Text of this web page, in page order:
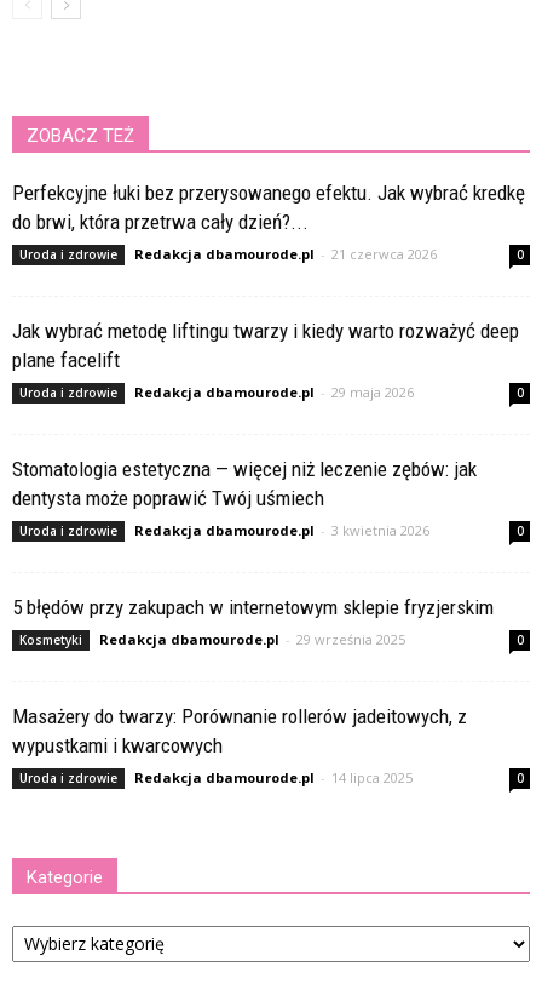
ZOBACZ TEŻ
Perfekcyjne łuki bez przerysowanego efektu. Jak wybrać kredkę
do brwi, która przetrwa cały dzień?...
Uroda i zdrowie Redakcja dbamourode.pl - 21 czerwca 2026 0
Jak wybrać metodę liftingu twarzy i kiedy warto rozważyć deep
plane facelift
Uroda i zdrowie Redakcja dbamourode.pl - 29 maja 2026 0
Stomatologia estetyczna — więcej niż leczenie zębów: jak
dentysta może poprawić Twój uśmiech
Uroda i zdrowie Redakcja dbamourode.pl - 3 kwietnia 2026 0
5 błędów przy zakupach w internetowym sklepie fryzjerskim
Kosmetyki Redakcja dbamourode.pl - 29 września 2025 0
Masażery do twarzy: Porównanie rollerów jadeitowych, z
wypustkami i kwarcowych
Uroda i zdrowie Redakcja dbamourode.pl - 14 lipca 2025 0
Kategorie
Kategorie